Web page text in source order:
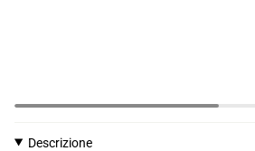
Descrizione